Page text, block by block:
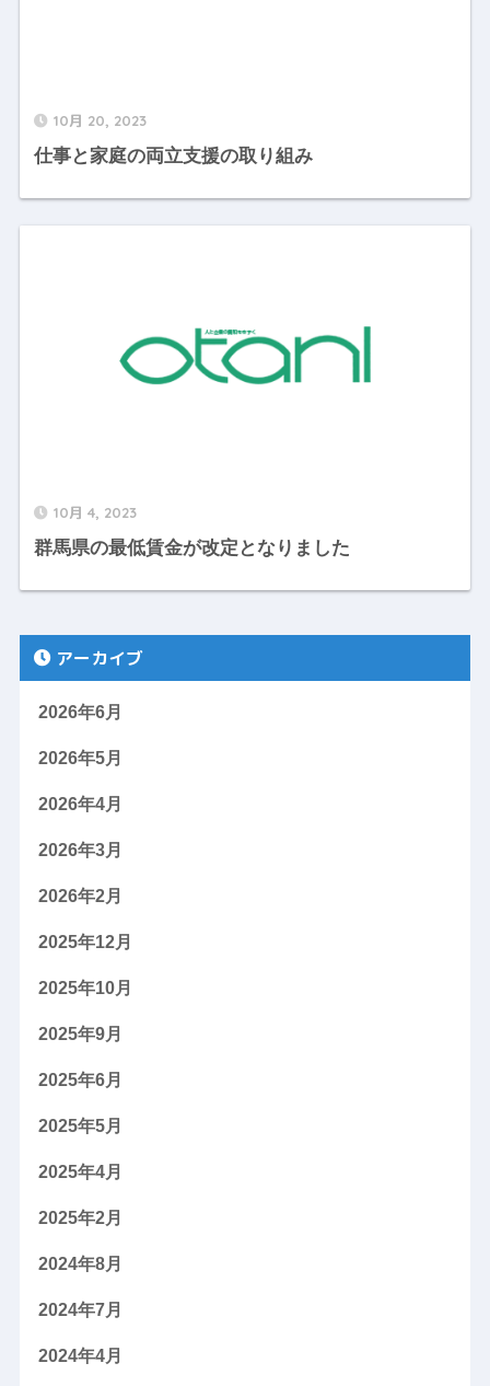
10月 20, 2023
仕事と家庭の両立支援の取り組み
10月 4, 2023
群馬県の最低賃金が改定となりました
アーカイブ
2026年6月
2026年5月
2026年4月
2026年3月
2026年2月
2025年12月
2025年10月
2025年9月
2025年6月
2025年5月
2025年4月
2025年2月
2024年8月
2024年7月
2024年4月